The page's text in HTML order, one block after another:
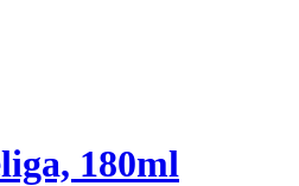
180ml